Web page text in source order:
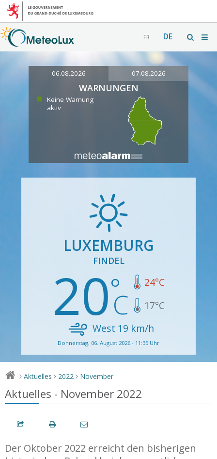
FR DE
06.08.2026 07.08.2026
WARNUNGEN
Keine Warnung
aktiv
LUXEMBURG
FINDEL
20 24°C
17°C
West 19 km/h
Donnerstag, 06. August 2026 - 11:35 Uhr
> Aktuelles > 2022 > November
Aktuelles - November 2022
Der Oktober 2022 erreicht den bisherigen